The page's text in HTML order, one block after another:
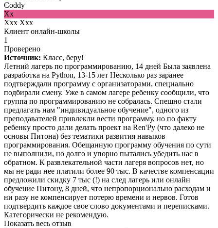
Coddy
Xx
Xxx Xxx
Клиент онлайн-школы
1
Проверено
Источник: Класс, беру!
Летний лагерь по программированию, 14 дней Была заявлена
разработка на Python, 13-15 лет Несколько раз заранее
подтверждали программу с организаторами, специально
подбирали смену. Уже в самом лагере ребенку сообщили, что
группа по программированию не собралась. Спешно стали
предлагать нам "индивидуальное обучение", одного из
преподавателей привлекли вести программу, но по факту
ребенку просто дали делать проект на Ren'Py (что далеко не
основы Питона) без тематики развития навыков
программирования. Обещанную программу обучения по сути
не выполнили, но долго и упорно пытались убедить нас в
обратном. К развлекательной части лагеря вопросов нет, но
мы не ради нее платили более 90 тыс. В качестве компенсации
предложили скидку 7 тыс (!) на след лагерь или онлайн
обучение Питону, 8 дней, что непропорционально расходам и
ни разу не компенсирует потерю времени и нервов. Готов
подтвердить каждое свое слово документами и переписками.
Категорически не рекомендую.
Показать весь отзыв